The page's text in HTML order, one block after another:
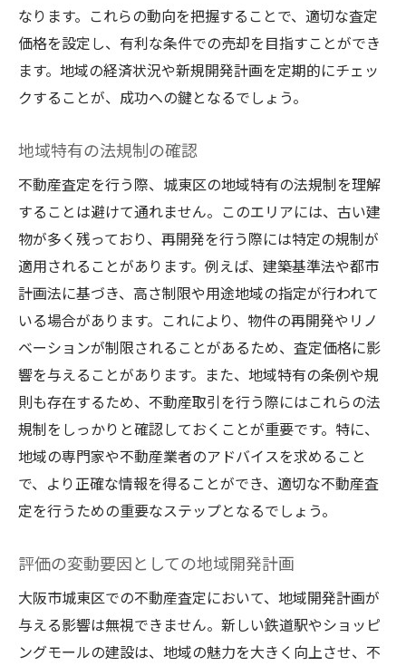
なります。これらの動向を把握することで、適切な査定
価格を設定し、有利な条件での売却を目指すことができ
ます。地域の経済状況や新規開発計画を定期的にチェッ
クすることが、成功への鍵となるでしょう。
地域特有の法規制の確認
不動産査定を行う際、城東区の地域特有の法規制を理解
することは避けて通れません。このエリアには、古い建
物が多く残っており、再開発を行う際には特定の規制が
適用されることがあります。例えば、建築基準法や都市
計画法に基づき、高さ制限や用途地域の指定が行われて
いる場合があります。これにより、物件の再開発やリノ
ベーションが制限されることがあるため、査定価格に影
響を与えることがあります。また、地域特有の条例や規
則も存在するため、不動産取引を行う際にはこれらの法
規制をしっかりと確認しておくことが重要です。特に、
地域の専門家や不動産業者のアドバイスを求めること
で、より正確な情報を得ることができ、適切な不動産査
定を行うための重要なステップとなるでしょう。
評価の変動要因としての地域開発計画
大阪市城東区での不動産査定において、地域開発計画が
与える影響は無視できません。新しい鉄道駅やショッピ
ングモールの建設は、地域の魅力を大きく向上させ、不